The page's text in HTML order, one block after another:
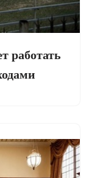
работать